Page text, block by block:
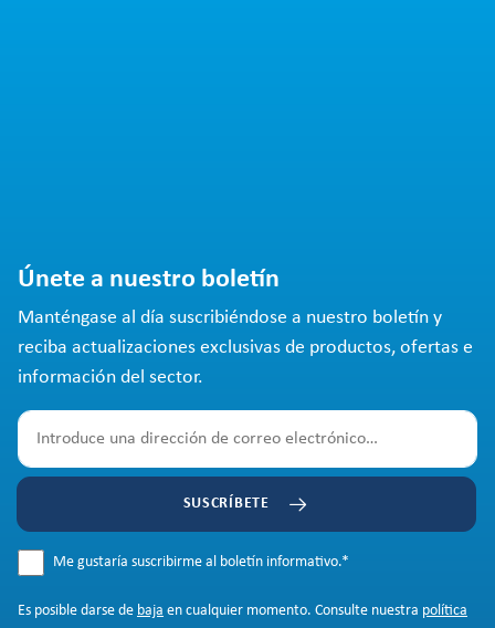
Únete a nuestro boletín
Manténgase al día suscribiéndose a nuestro boletín y
reciba actualizaciones exclusivas de productos, ofertas e
información del sector.
SUSCRÍBETE
Me gustaría suscribirme al boletín informativo.*
Es posible darse de baja en cualquier momento. Consulte nuestra política